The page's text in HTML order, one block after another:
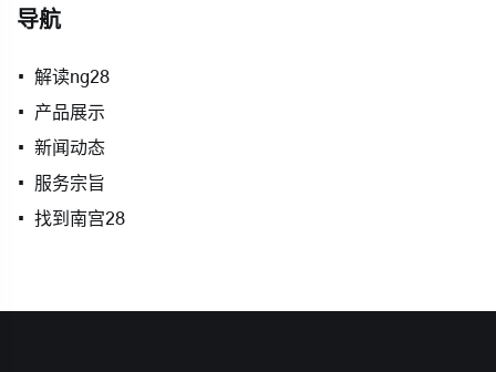
导航
解读ng28
产品展示
新闻动态
服务宗旨
找到南宫28